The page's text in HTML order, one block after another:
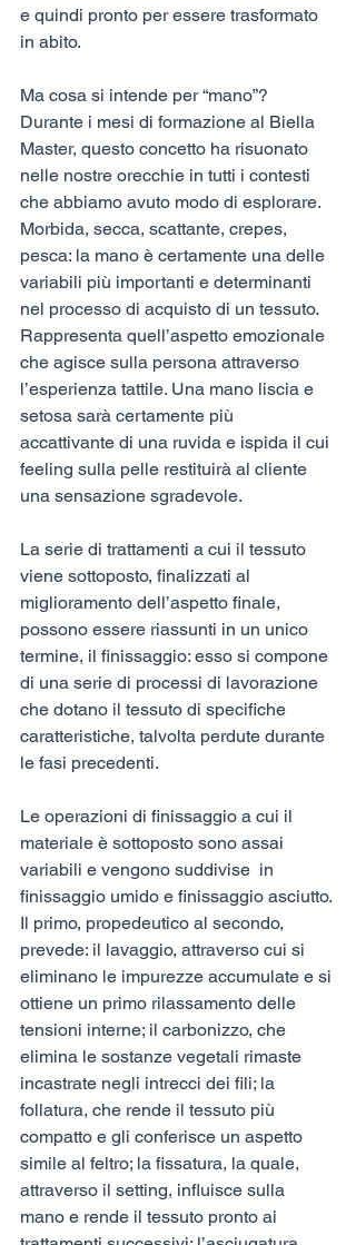
e quindi pronto per essere trasformato
in abito.
Ma cosa si intende per “mano”?
Durante i mesi di formazione al Biella
Master, questo concetto ha risuonato
nelle nostre orecchie in tutti i contesti
che abbiamo avuto modo di esplorare.
Morbida, secca, scattante, crepes,
pesca: la mano è certamente una delle
variabili più importanti e determinanti
nel processo di acquisto di un tessuto.
Rappresenta quell’aspetto emozionale
che agisce sulla persona attraverso
l’esperienza tattile. Una mano liscia e
setosa sarà certamente più
accattivante di una ruvida e ispida il cui
feeling sulla pelle restituirà al cliente
una sensazione sgradevole.
La serie di trattamenti a cui il tessuto
viene sottoposto, finalizzati al
miglioramento dell’aspetto finale,
possono essere riassunti in un unico
termine, il finissaggio: esso si compone
di una serie di processi di lavorazione
che dotano il tessuto di specifiche
caratteristiche, talvolta perdute durante
le fasi precedenti.
Le operazioni di finissaggio a cui il
materiale è sottoposto sono assai
variabili e vengono suddivise  in
finissaggio umido e finissaggio asciutto.
Il primo, propedeutico al secondo,
prevede: il lavaggio, attraverso cui si
eliminano le impurezze accumulate e si
ottiene un primo rilassamento delle
tensioni interne; il carbonizzo, che
elimina le sostanze vegetali rimaste
incastrate negli intrecci dei fili; la
follatura, che rende il tessuto più
compatto e gli conferisce un aspetto
simile al feltro; la fissatura, la quale,
attraverso il setting, influisce sulla
mano e rende il tessuto pronto ai